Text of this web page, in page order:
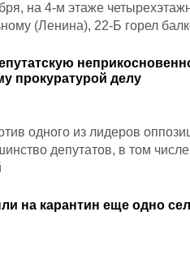
на 4-м этаже
(Ленина), 22-Б горел
прокуратурой делу
одного из лидеров
депутатов, в том
на карантин еще одно